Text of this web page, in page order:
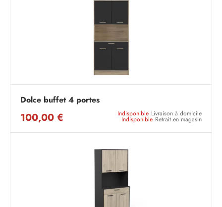
Dolce buffet 4 portes
100,00 € Indisponible Livraison à domicile
Indisponible Retrait en magasin